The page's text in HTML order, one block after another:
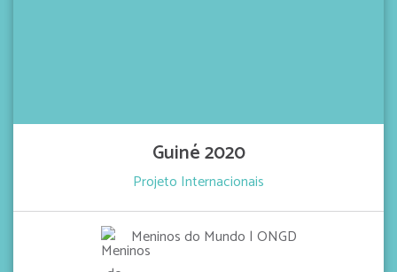
Guiné 2020
Projeto Internacionais
Meninos do Mundo | ONGD